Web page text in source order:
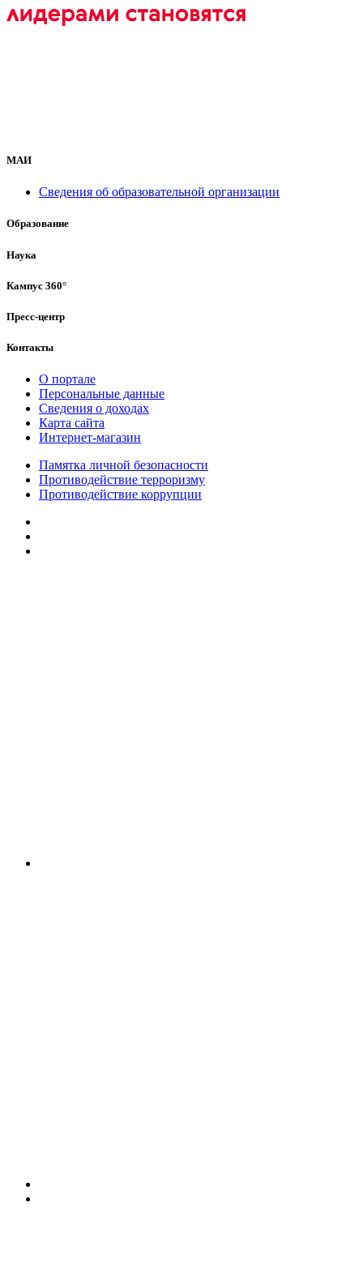
МАИ
Сведения об образовательной организации
Образование
Наука
Кампус 360°
Пресс-центр
Контакты
О портале
Персональные данные
Сведения о доходах
Карта сайта
Интернет-магазин
Памятка личной безопасности
Противодействие терроризму
Противодействие коррупции